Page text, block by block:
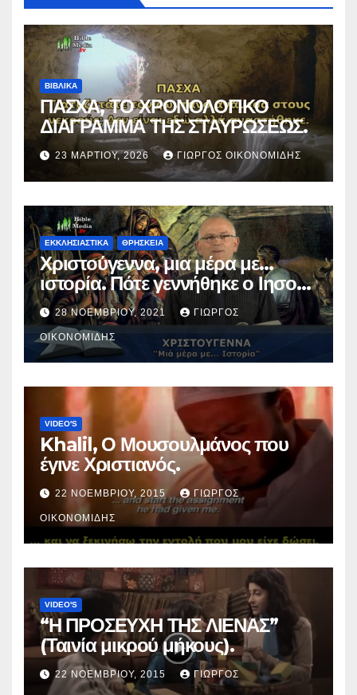
ΒΙΒΛΙΚΑ
ΠΑΣΧΑ, ΤΟ ΧΡΟΝΟΛΟΓΙΚΟ
ΔΙΑΓΡΑΜΜΑ ΤΗΣ ΣΤΑΥΡΩΣΕΩΣ.
23 ΜΑΡΤΊΟΥ, 2026 ΓΙΏΡΓΟΣ ΟΙΚΟΝΟΜΊΔΗΣ
ΕΚΚΛΗΣΙΑΣΤΙΚΑ ΘΡΗΣΚΕΙΑ
Χριστούγεννα, μια μέρα με…
ιστορία. Πότε γεννήθηκε ο Ιησούς
Χριστός; (Βίντεο).
28 ΝΟΕΜΒΡΊΟΥ, 2021 ΓΙΏΡΓΟΣ
ΟΙΚΟΝΟΜΊΔΗΣ
VIDEO'S
Khalil, Ο Μουσουλμάνος που
έγινε Χριστιανός.
22 ΝΟΕΜΒΡΊΟΥ, 2015 ΓΙΏΡΓΟΣ
ΟΙΚΟΝΟΜΊΔΗΣ
VIDEO'S
“Η ΠΡΟΣΕΥΧΗ ΤΗΣ ΛΙΕΝΑΣ”
(Ταινία μικρού μήκους).
22 ΝΟΕΜΒΡΊΟΥ, 2015 ΓΙΏΡΓΟΣ